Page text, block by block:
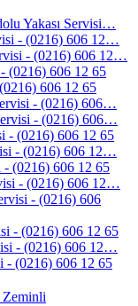
Yakası Servisi…
- (0216) 606 12…
- (0216) 606 12…
(0216) 606 12 65
606 12 65
- (0216) 606…
- (0216) 606…
- (0216) 606 12 65
- (0216) 606 12…
(0216) 606 12 65
- (0216) 606 12…
- (0216) 606
- (0216) 606 12 65
- (0216) 606 12…
- (0216) 606 12 65
Zeminli